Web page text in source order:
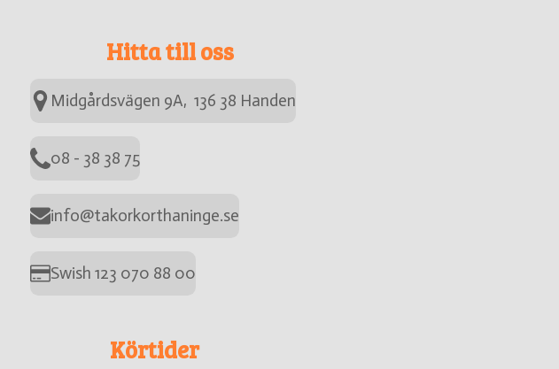
Hitta till oss
Midgårdsvägen 9A, 136 38 Handen
08 - 38 38 75
info@takorkorthaninge.se
Swish 123 070 88 00
Körtider